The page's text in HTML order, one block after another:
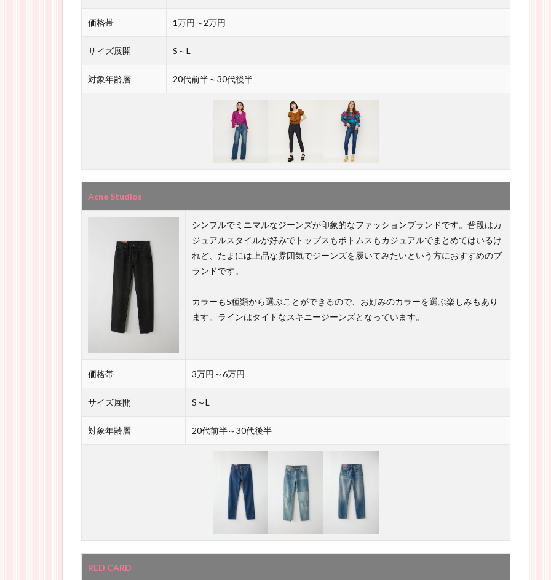
価格帯 1万円～2万円
サイズ展開 S～L
対象年齢層 20代前半～30代後半
Acne Studios
シンプルでミニマルなジーンズが印象的なファッションブランドです。普段はカ
ジュアルスタイルが好みでトップスもボトムスもカジュアルでまとめてはいるけ
れど、たまには上品な雰囲気でジーンズを履いてみたいという方におすすめのブ
ランドです。
カラーも5種類から選ぶことができるので、お好みのカラーを選ぶ楽しみもあり
ます。ラインはタイトなスキニージーンズとなっています。
価格帯 3万円～6万円
サイズ展開 S～L
対象年齢層 20代前半～30代後半
RED CARD